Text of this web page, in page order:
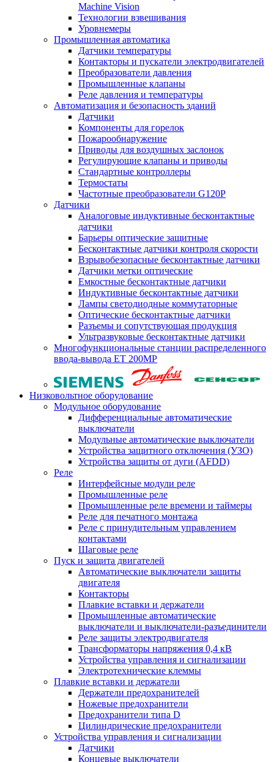
Machine Vision
Технологии взвешивания
Уровнемеры
Промышленная автоматика
Датчики температуры
Контакторы и пускатели электродвигателей
Преобразователи давления
Промышленные клапаны
Реле давления и температуры
Автоматизация и безопасность зданий
Датчики
Компоненты для горелок
Пожарообнаружение
Приводы для воздушных заслонок
Регулирующие клапаны и приводы
Стандартные контроллеры
Термостаты
Частотные преобразователи G120P
Датчики
Аналоговые индуктивные бесконтактные
датчики
Барьеры оптические защитные
Бесконтактные датчики контроля скорости
Взрывобезопасные бесконтактные датчики
Датчики метки оптические
Емкостные бесконтактные датчики
Индуктивные бесконтактные датчики
Лампы светодиодные коммутаторные
Оптические бесконтактные датчики
Разъемы и сопутствующая продукция
Ультразвуковые бесконтактные датчики
Многофункциональные станции распределенного
ввода-вывода ET 200MP
Низковольтное оборудование
Модульное оборудование
Дифференциальные автоматические
выключатели
Модульные автоматические выключатели
Устройства защитного отключения (УЗО)
Устройства защиты от дуги (AFDD)
Реле
Интерфейсные модули реле
Промышленные реле
Промышленные реле времени и таймеры
Реле для печатного монтажа
Реле с принудительным управлением
контактами
Шаговые реле
Пуск и защита двигателей
Автоматические выключатели защиты
двигателя
Контакторы
Плавкие вставки и держатели
Промышленные автоматические
выключатели и выключатели-разъединители
Реле защиты электродвигателя
Трансформаторы напряжения 0,4 кВ
Устройства управления и сигнализации
Электротехнические клеммы
Плавкие вставки и держатели
Держатели предохранителей
Ножевые предохранители
Предохранители типа D
Цилиндрические предохранители
Устройства управления и сигнализации
Датчики
Концевые выключатели